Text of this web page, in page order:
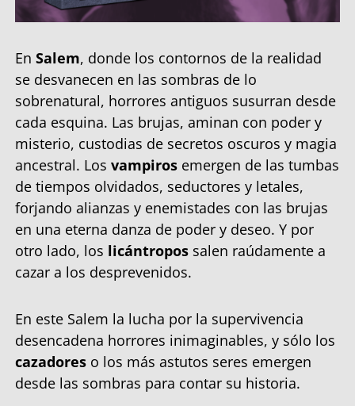
En Salem, donde los contornos de la realidad
se desvanecen en las sombras de lo
sobrenatural, horrores antiguos susurran desde
cada esquina. Las brujas, aminan con poder y
misterio, custodias de secretos oscuros y magia
ancestral. Los vampiros emergen de las tumbas
de tiempos olvidados, seductores y letales,
forjando alianzas y enemistades con las brujas
en una eterna danza de poder y deseo. Y por
otro lado, los licántropos salen raúdamente a
cazar a los desprevenidos.
En este Salem la lucha por la supervivencia
desencadena horrores inimaginables, y sólo los
cazadores o los más astutos seres emergen
desde las sombras para contar su historia.